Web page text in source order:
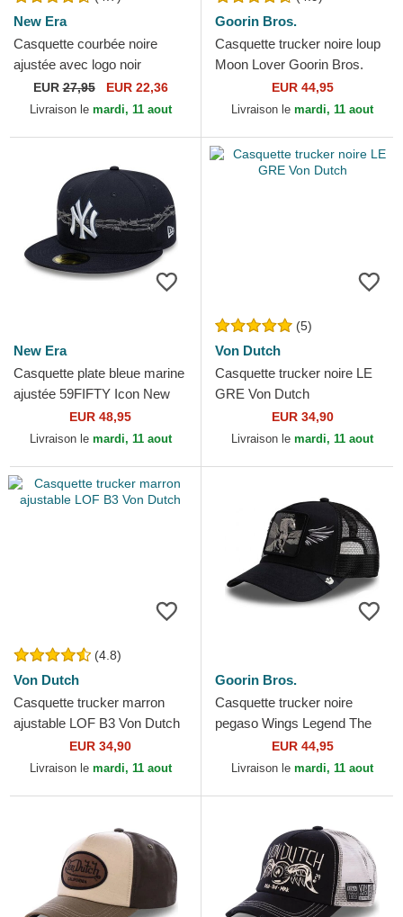
New Era
Casquette courbée noire
ajustée avec logo noir
39THIRTY Classic New York
Yankees MLB New Era
EUR27,95 EUR 22,36
Livraison le mardi, 11 aout
Goorin Bros.
Casquette trucker noire loup
Moon Lover Goorin Bros.
EUR 44,95
Livraison le mardi, 11 aout
New Era
Casquette plate bleue marine
ajustée 59FIFTY Icon New
York Yankees MLB New Era
EUR 48,95
Livraison le mardi, 11 aout
(5)
Von Dutch
Casquette trucker noire LE
GRE Von Dutch
EUR 34,90
Livraison le mardi, 11 aout
(4.8)
Von Dutch
Casquette trucker marron
ajustable LOF B3 Von Dutch
EUR 34,90
Livraison le mardi, 11 aout
Goorin Bros.
Casquette trucker noire
pegaso Wings Legend The
Farm Goorin Bros.
EUR 44,95
Livraison le mardi, 11 aout